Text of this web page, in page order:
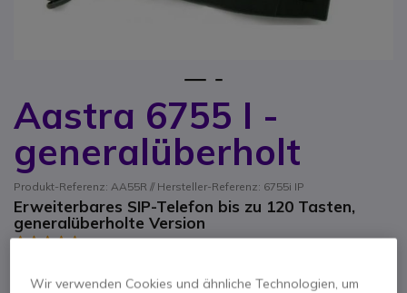
Aastra 6755 I -
generalüberholt
Produkt-Referenz: AA55R // Hersteller-Referenz: 6755i IP
Erweiterbares SIP-Telefon bis zu 120 Tasten,
generalüberholte Version
5 von 2 Rezensionen
Zum Anfang der Bildgalerie springen
Wir verwenden Cookies und ähnliche Technologien, um